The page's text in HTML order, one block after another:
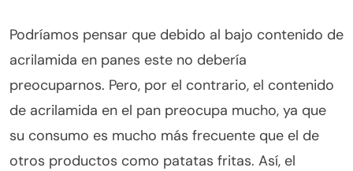
Podríamos pensar que debido al bajo contenido de
acrilamida en panes este no debería
preocuparnos. Pero, por el contrario, el contenido
de acrilamida en el pan preocupa mucho, ya que
su consumo es mucho más frecuente que el de
otros productos como patatas fritas. Así, el